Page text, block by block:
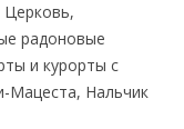
Церковь,
радоновые
и курорты с
Мацеста, Нальчик